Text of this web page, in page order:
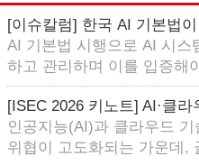
[이슈칼럼] 한국 AI 기본법
AI 기본법 시행으로 AI 시스
하고 관리하며 이를 입증해
[ISEC 2026 키노트] AI·클
인공지능(AI)과 클라우드
위협이 고도화되는 가운데,